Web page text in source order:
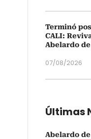
Terminó
CALI:
Abelardo
07/08/2026
Últimas
Abelardo